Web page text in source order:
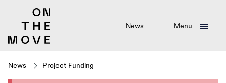
News Menu
News Project Funding